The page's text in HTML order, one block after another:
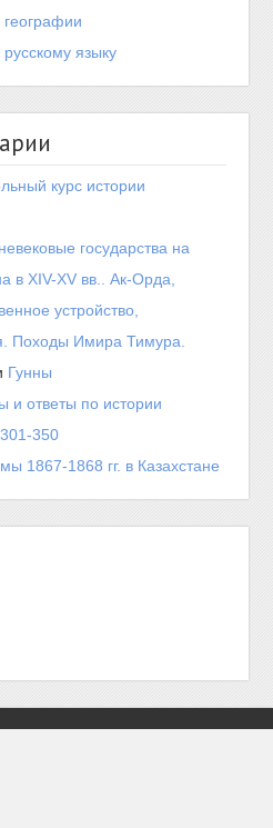
языку
курс истории
государства на
в XIV-XV вв.. Ак-Орда,
устройство,
Походы Имира Тимура.
Гунны
и ответы по истории
350
1867-1868 гг. в Казахстане